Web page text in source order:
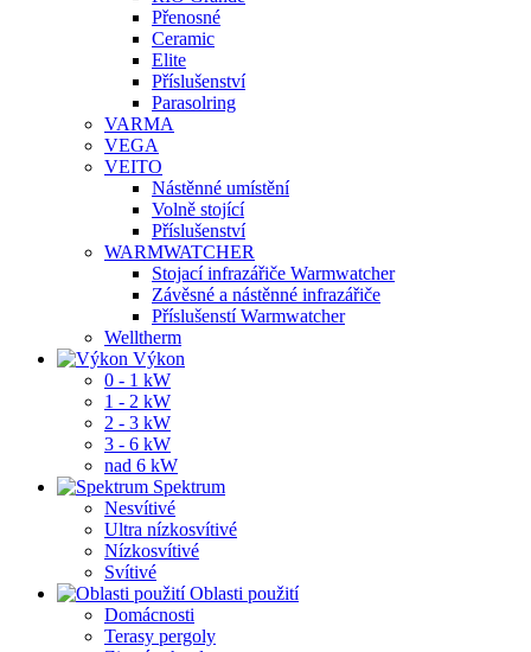
Přenosné
Ceramic
Elite
Příslušenství
Parasolring
VARMA
VEGA
VEITO
Nástěnné umístění
Volně stojící
Příslušenství
WARMWATCHER
Stojací infrazářiče Warmwatcher
Závěsné a nástěnné infrazářiče
Příslušenstí Warmwatcher
Welltherm
Výkon
0 - 1 kW
1 - 2 kW
2 - 3 kW
3 - 6 kW
nad 6 kW
Spektrum
Nesvítivé
Ultra nízkosvítivé
Nízkosvítivé
Svítivé
Oblasti použití
Domácnosti
Terasy pergoly